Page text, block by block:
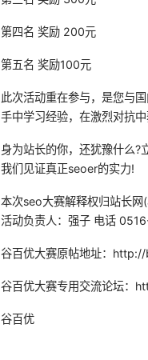
第四名 奖励 200元
第五名 奖励100元
此次活动重在参与，是您与
手中学习经验，在激烈对抗
身为站长的你，还犹豫什么?
我们见证真正seoer的实力!
本次seo大赛解释权归站长
活动负责人：强子 电话
谷百优大赛原帖地址：
谷百优大赛专用交流论坛
谷百优